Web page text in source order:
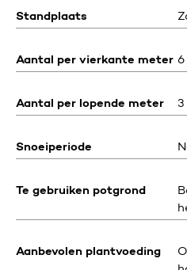
Standplaats
Aantal per vierkante meter
Aantal per lopende meter 3
Snoeiperiode
Te gebruiken potgrond
Aanbevolen plantvoeding